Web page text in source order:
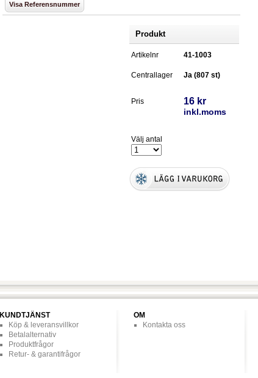
Visa Referensnummer
Produkt
Artikelnr 41-1003
Centrallager Ja (807 st)
Pris 16 kr
inkl.moms
Välj antal
KUNDTJÄNST
Köp & leveransvillkor
Betalalternativ
Produktfrågor
Retur- & garantifrågor
OM
Kontakta oss